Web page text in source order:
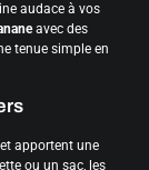
audace à vos
avec des
tenue simple en
apportent une
ou un sac, les